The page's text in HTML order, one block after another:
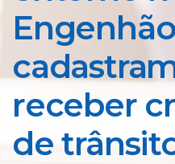
receber
de